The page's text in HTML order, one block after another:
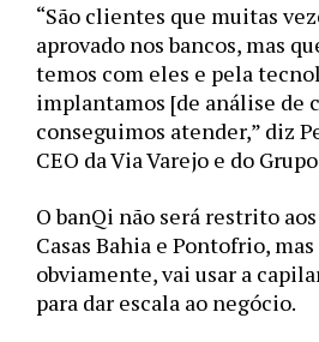
“São clientes que muitas
aprovado nos bancos, mas
temos com eles e pela
implantamos [de análise de
conseguimos atender,” diz
CEO da Via Varejo e do
O banQi não será restrito
Casas Bahia e Pontofrio,
obviamente, vai usar a
para dar escala ao negócio.